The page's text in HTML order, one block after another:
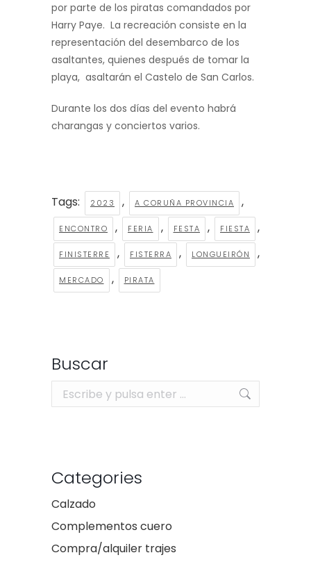
por parte de los piratas comandados por
Harry Paye. La recreación consiste en la
representación del desembarco de los
asaltantes, quienes después de tomar la
playa, asaltarán el Castelo de San Carlos.
Durante los dos días del evento habrá
charangas y conciertos varios.
Tags: 2023 , A CORUÑA PROVINCIA ,
ENCONTRO , FERIA , FESTA , FIESTA ,
FINISTERRE , FISTERRA , LONGUEIRÓN ,
MERCADO , PIRATA
Buscar
Buscar:
Categories
Calzado
Complementos cuero
Compra/alquiler trajes